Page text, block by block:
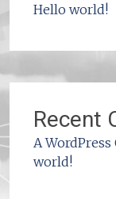
Hello world!
Recent
A
world!